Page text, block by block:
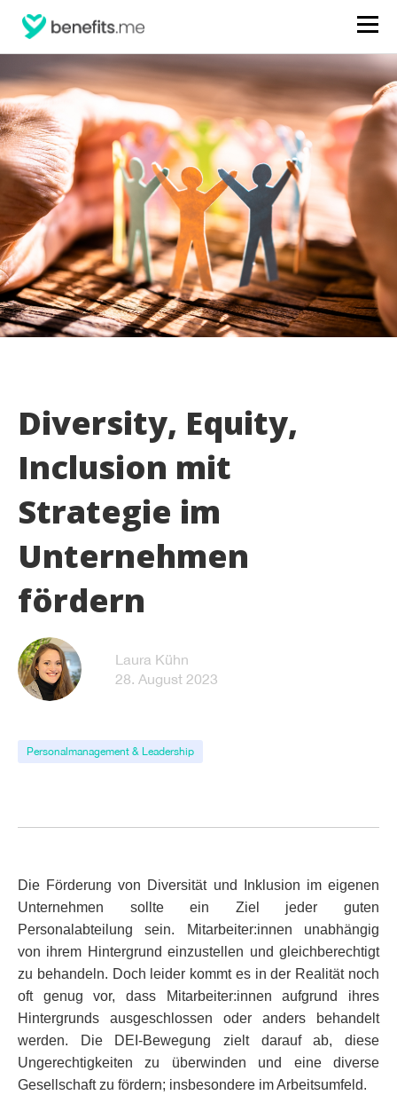
Diversity, Equity,
Inclusion mit
Strategie im
Unternehmen
fördern
Laura Kühn
28. August 2023
Personalmanagement & Leadership
Die Förderung von Diversität und Inklusion im eigenen
Unternehmen sollte ein Ziel jeder guten
Personalabteilung sein. Mitarbeiter:innen unabhängig
von ihrem Hintergrund einzustellen und gleichberechtigt
zu behandeln. Doch leider kommt es in der Realität noch
oft genug vor, dass Mitarbeiter:innen aufgrund ihres
Hintergrunds ausgeschlossen oder anders behandelt
werden. Die DEI-Bewegung zielt darauf ab, diese
Ungerechtigkeiten zu überwinden und eine diverse
Gesellschaft zu fördern; insbesondere im Arbeitsumfeld.